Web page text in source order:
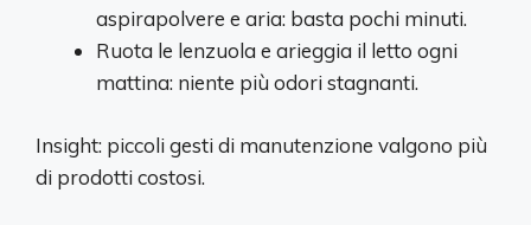
aspirapolvere e aria: basta pochi minuti.
Ruota le lenzuola e arieggia il letto ogni
mattina: niente più odori stagnanti.
Insight: piccoli gesti di manutenzione valgono più
di prodotti costosi.